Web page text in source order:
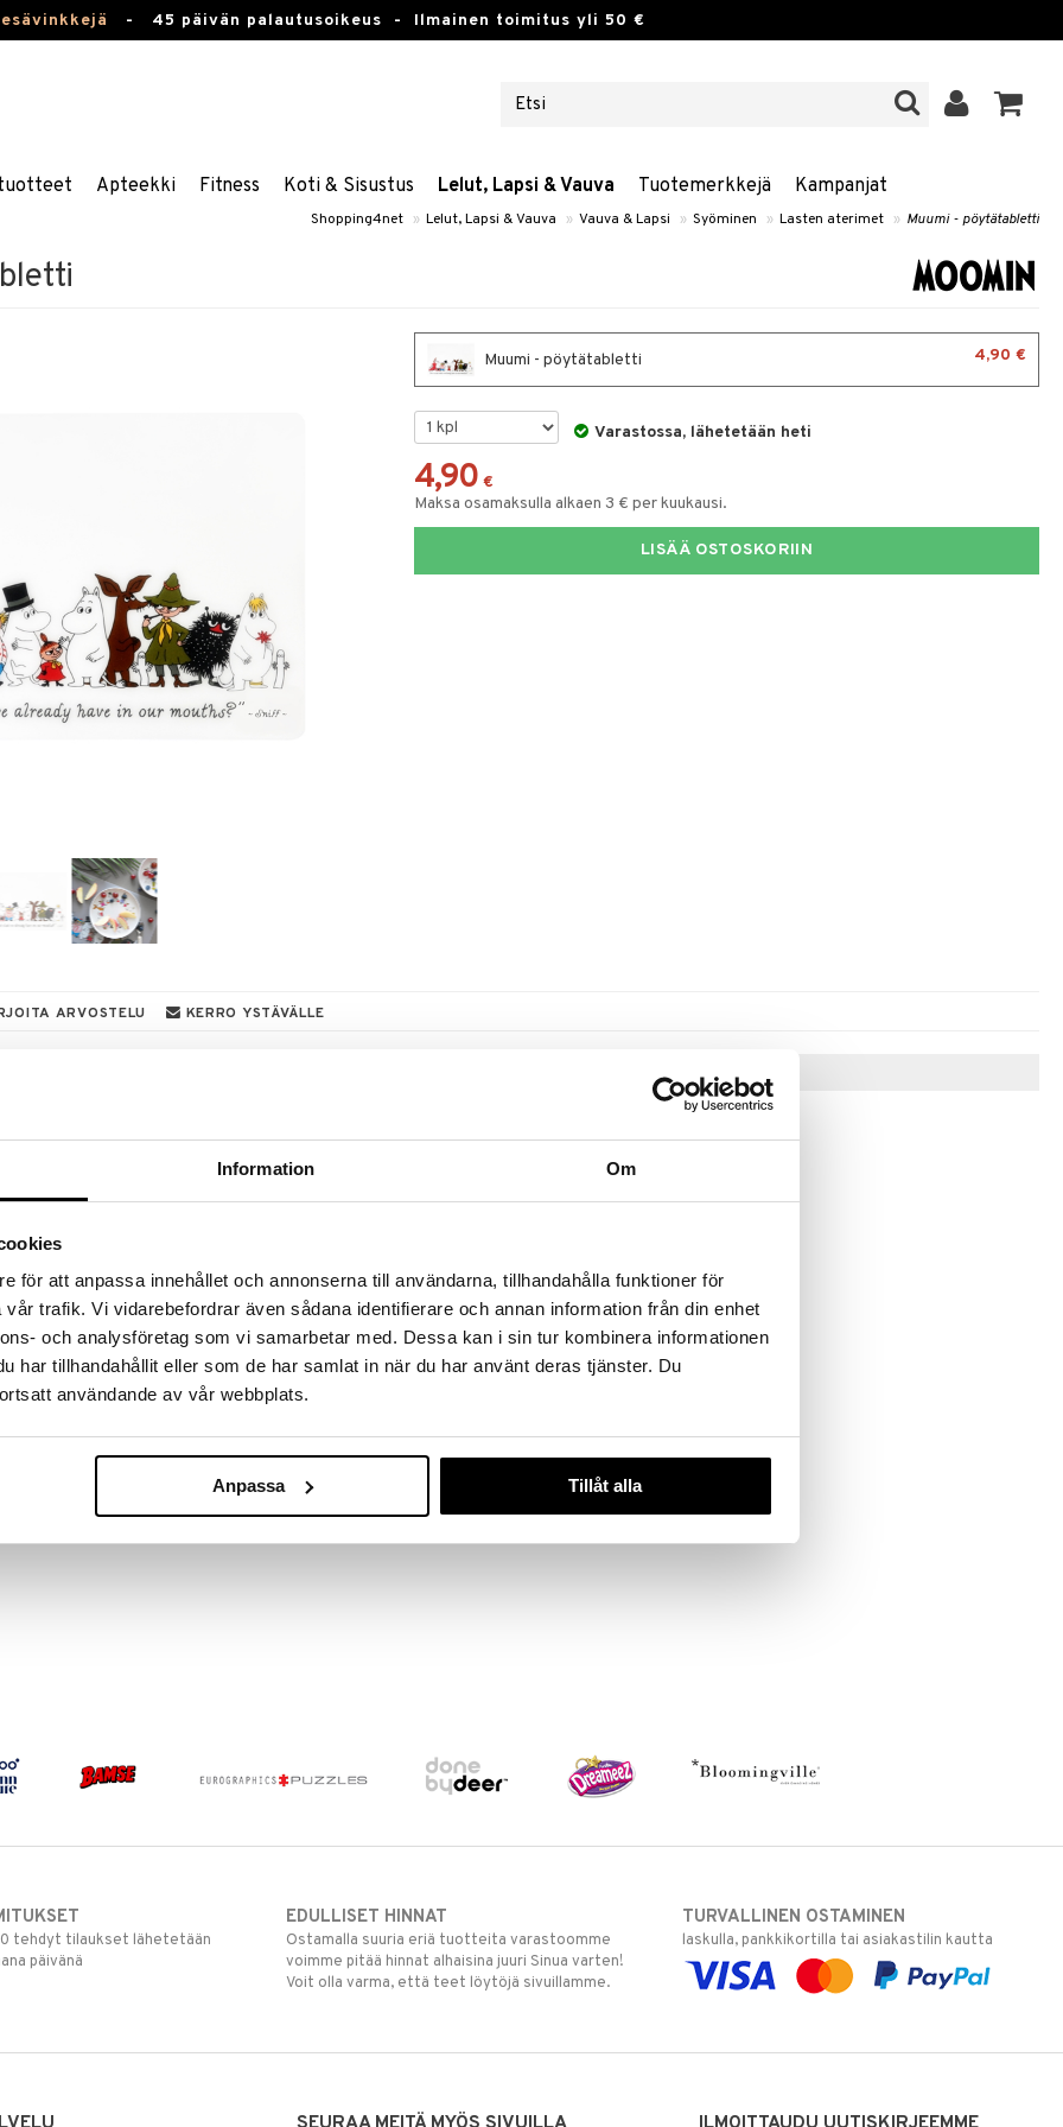
Information Om
för att anpassa innehållet och annonserna till användarna, tillhandahålla funktioner för
trafik. Vi vidarebefordrar även sådana identifierare och annan information från din enhet
och analysföretag som vi samarbetar med. Dessa kan i sin tur kombinera informationen
har tillhandahållit eller som de har samlat in när du har använt deras tjänster. Du
användande av vår webbplats.
Anpassa Tillåt alla
- 45 päivän palautusoikeus - Ilmainen toimitus yli 50 €
Apteekki Fitness Koti & Sisustus Lelut, Lapsi & Vauva Tuotemerkkejä Kampanjat
Shopping4net » Lelut, Lapsi & Vauva » Vauva & Lapsi » Syöminen » Lasten aterimet » Muumi - pöytätabletti
Muumi - pöytätabletti 4,90 €
Varastossa, lähetetään heti
4,90 €
Maksa osamaksulla alkaen 3 € per kuukausi.
LISÄÄ OSTOSKORIIN
ARVOSTELU KERRO YSTÄVÄLLE
löydöt kotiin!
suuren valikoiman jännittäviä tuotteita
hinnoilla!
ale-löydöt »
vievät meidät Muumilaaksoon, jossa
saamme seurata Muumipeikon,
Pikku Myyn, Nuuskamuikkusen ja monen
ja rakkaudesta!
jossa on Muumi aiheinen kuva! Hyvä
Vinkkejä sinulle
Muumi Haisuli Vesipullo
MUMIN
tehdyt tilaukset lähetetään
päivänä
EDULLISET HINNAT
Ostamalla suuria eriä tuotteita varastoomme
voimme pitää hinnat alhaisina juuri Sinua varten!
Voit olla varma, että teet löytöjä sivuillamme.
TURVALLINEN OSTAMINEN
laskulla, pankkikortilla tai asiakastilin kautta